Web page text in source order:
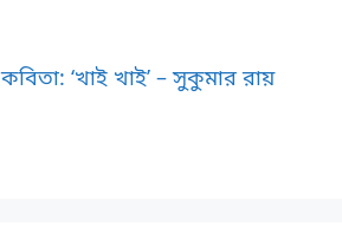
কবিতা: ‘খাই খাই’ – সুকুমার রায়